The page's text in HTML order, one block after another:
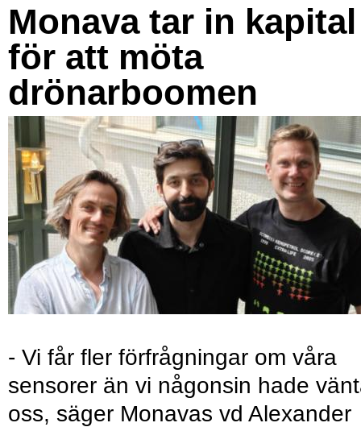
Monava tar in kapital
för att möta
drönarboomen
- Vi får fler förfrågningar om våra
sensorer än vi någonsin hade
oss, säger Monavas vd Alexander